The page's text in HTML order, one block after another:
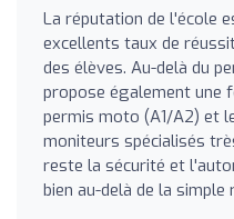
La réputation de l'école
excellents taux de
des élèves. Au-delà du
propose également une
permis moto (A1/A2) et
moniteurs spécialisés
reste la sécurité et
bien au-delà de la simple